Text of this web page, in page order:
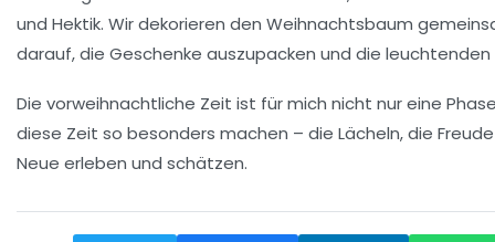
und Hektik. Wir dekorieren den Weihnachtsbaum
darauf, die Geschenke auszupacken und die leuchtenden
Die vorweihnachtliche Zeit ist für mich nicht nur eine
diese Zeit so besonders machen – die Lächeln, die
Neue erleben und schätzen.